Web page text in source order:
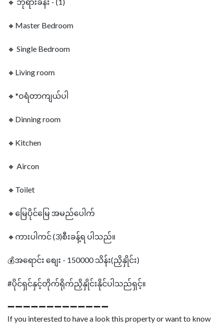
🔸Master Bedroom
🔸 Single Bedroom
🔸Living room
🔸*ဝရံတာကျယ်ပါ
🔸Dinning room
🔸Kitchen
🔸 Aircon
🔸Toilet
🔸မြေပိုင်မြေ အမည်ပေါက်
🔸ကားပါကင် (3)စီးခန့်ရ ပါသည်။
💰အရောင်း စျေး - 150000 သိန်း(ညှိနှိုင်း)
#ပိုင်ရှင်နှင့်တိုက်ရိုက်ညှိနှိုင်းနိုင်ပါသည်ရှင့်။
➖➖➖➖➖➖➖➖➖➖➖➖➖
If you interested to have a look this property or want to know